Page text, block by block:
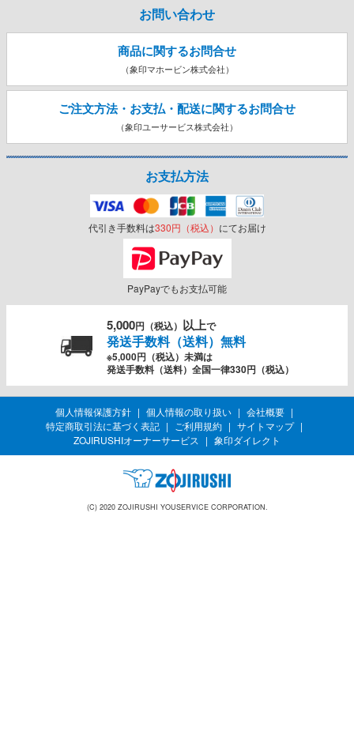
お問い合わせ
商品に関するお問合せ
（象印マホービン株式会社）
ご注文方法・お支払・配送に関するお問合せ
（象印ユーサービス株式会社）
お支払方法
代引き手数料は330円（税込） にてお届け
PayPayでもお支払可能
5,000円（税込） 以上で
発送手数料（送料）無料
※5,000円（税込）未満は
発送手数料（送料）全国一律330円（税込）
個人情報保護方針 個人情報の取り扱い
会社概要
特定商取引法に基づく表記
ご利用規約
サイトマップ
ZOJIRUSHIオーナーサービス
象印ダイレクト
(C) 2020 ZOJIRUSHI YOUSERVICE CORPORATION.